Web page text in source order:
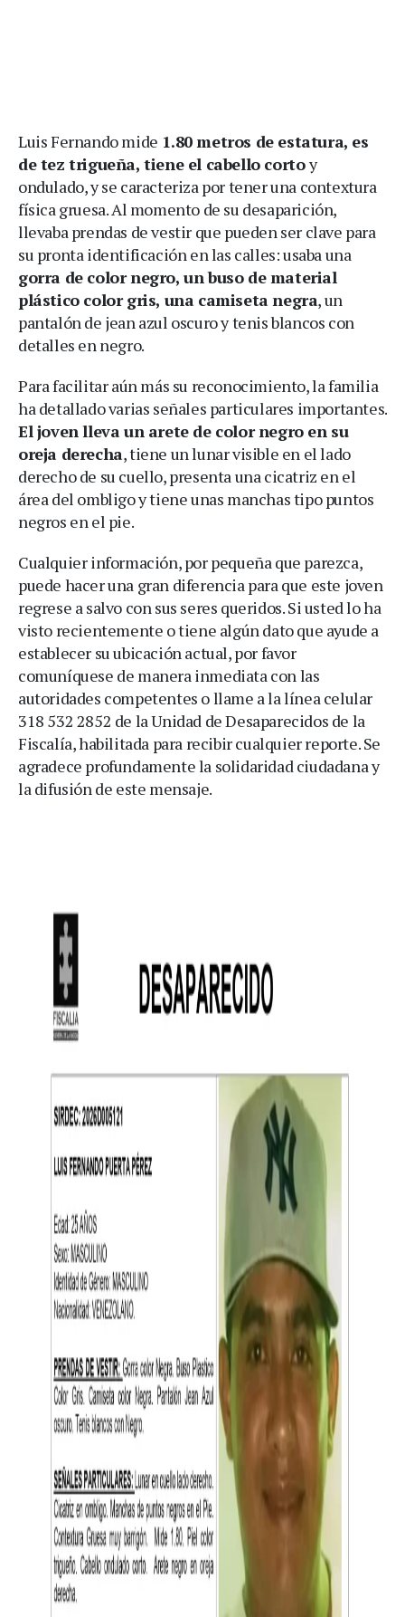
Luis Fernando mide 1.80 metros de estatura, es
de tez trigueña, tiene el cabello cortoy
ondulado, y se caracteriza por tener una contextura
física gruesa. Al momento de su desaparición,
llevaba prendas de vestir que pueden ser clave para
su pronta identificación en las calles: usaba una
gorra de color negro, un buso de material
plástico color gris, una camiseta negra, un
pantalón de jean azul oscuro y tenis blancos con
detalles en negro.
Para facilitar aún más su reconocimiento, la familia
ha detallado varias señales particulares importantes.
El joven lleva un arete de color negro en su
oreja derecha, tiene un lunar visible en el lado
derecho de su cuello, presenta una cicatriz en el
área del ombligo y tiene unas manchas tipo puntos
negros en el pie.
Cualquier información, por pequeña que parezca,
puede hacer una gran diferencia para que este joven
regrese a salvo con sus seres queridos. Si usted lo ha
visto recientemente o tiene algún dato que ayude a
establecer su ubicación actual, por favor
comuníquese de manera inmediata con las
autoridades competentes o llame a la línea celular
318 532 2852 de la Unidad de Desaparecidos de la
Fiscalía, habilitada para recibir cualquier reporte. Se
agradece profundamente la solidaridad ciudadana y
la difusión de este mensaje.